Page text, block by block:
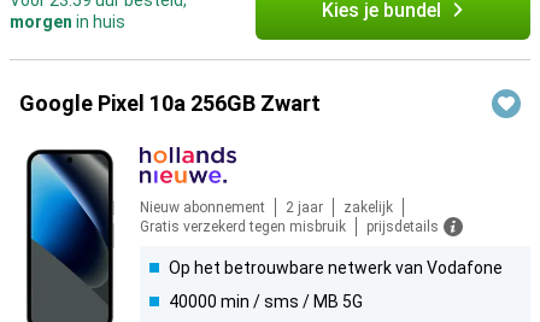
morgen in huis Kies je bundel
Google Pixel 10a 256GB Zwart
Nieuw abonnement 2 jaar
zakelijk
Gratis verzekerd tegen misbruik
prijsdetails
Op het betrouwbare netwerk van Vodafone
40000 min / sms / MB 5G